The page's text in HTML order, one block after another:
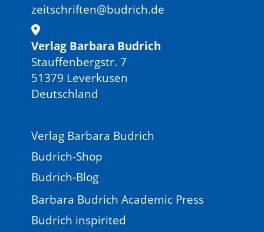
zeitschriften@budrich.de
Verlag Barbara Budrich
Stauffenbergstr. 7
51379 Leverkusen
Deutschland
Verlag Barbara Budrich
Budrich-Shop
Budrich-Blog
Barbara Budrich Academic Press
Budrich inspirited